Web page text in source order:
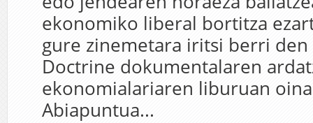
ekonomiko liberal bortitza
gure zinemetara iritsi berri den
Doctrine dokumentalaren
ekonomialariaren liburuan
Abiapuntua...